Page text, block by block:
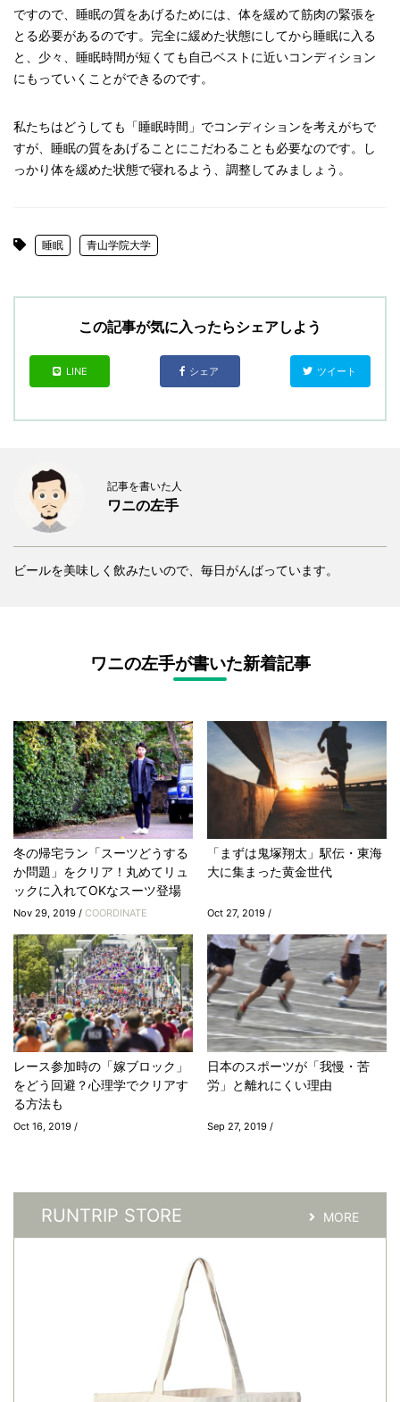
ですので、睡眠の質をあげるためには、体を緩めて筋肉の緊張を
とる必要があるのです。完全に緩めた状態にしてから睡眠に入る
と、少々、睡眠時間が短くても自己ベストに近いコンディション
にもっていくことができるのです。
私たちはどうしても「睡眠時間」でコンディションを考えがちで
すが、睡眠の質をあげることにこだわることも必要なのです。し
っかり体を緩めた状態で寝れるよう、調整してみましょう。
睡眠 青山学院大学
この記事が気に入ったらシェアしよう
LINE シェア ツイート
記事を書いた人
ワニの左手
ビールを美味しく飲みたいので、毎日がんばっています。
ワニの左手が書いた新着記事
冬の帰宅ラン「スーツどうする
か問題」をクリア！丸めてリュ
ックに入れてOKなスーツ登場
Nov 29, 2019 / COORDINATE
「まずは鬼塚翔太」駅伝・東海
大に集まった黄金世代
Oct 27, 2019 /
レース参加時の「嫁ブロック」
をどう回避？心理学でクリアす
る方法も
Oct 16, 2019 /
日本のスポーツが「我慢・苦
労」と離れにくい理由
Sep 27, 2019 /
RUNTRIP STORE MORE